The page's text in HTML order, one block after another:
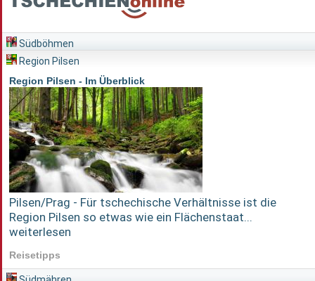
Südböhmen
Region Pilsen
Region Pilsen - Im Überblick
Pilsen/Prag - Für tschechische Verhältnisse ist die
Region Pilsen so etwas wie ein Flächenstaat...
weiterlesen
Reisetipps